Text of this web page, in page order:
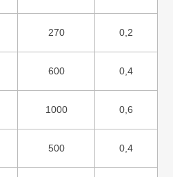
270 0,2
600 0,4
1000 0,6
500 0,4